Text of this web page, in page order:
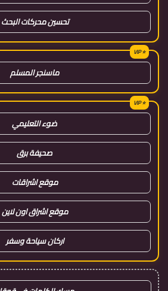
تحسين محركات البحث
ماسنجر المسلم
ضوء التعليمي
صحيفة برق
موقع اشراقات
موقع اشراق اون لاين
اركان سياحة وسفر